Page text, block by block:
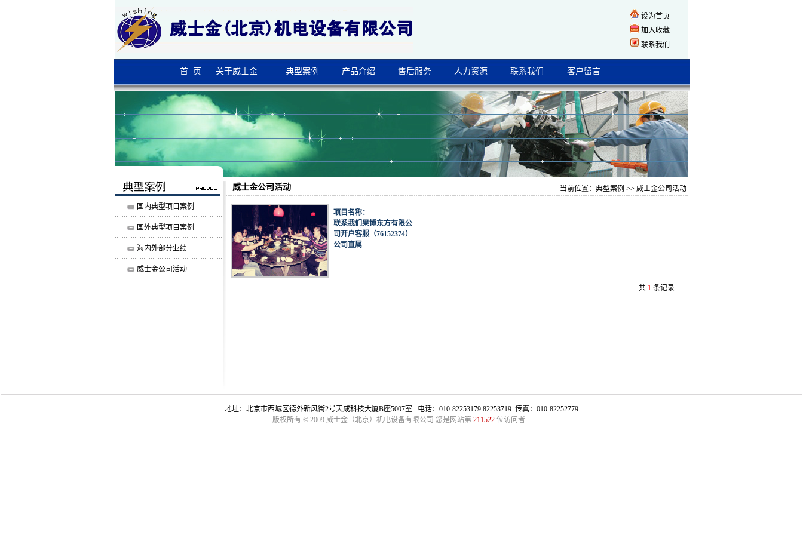
设为首页
加入收藏
联系我们
首 页 关于威士金 典型案例 产品介绍 售后服务 人力资源 联系我们 客户留言
国内典型项目案例
国外典型项目案例
海内外部分业绩
威士金公司活动
威士金公司活动 当前位置： 典型案例 >> 威士金公司活动
项目名称：
联系我们果博东方有限公
司开户客服（76152374）
公司直属
共 1 条记录
地址：北京市西城区德外新风街2号天成科技大厦B座5007室 电话：010-82253179 82253719 传真：010-82252779
版权所有 © 2009 威士金（北京）机电设备有限公司 您是网站第 211522 位访问者